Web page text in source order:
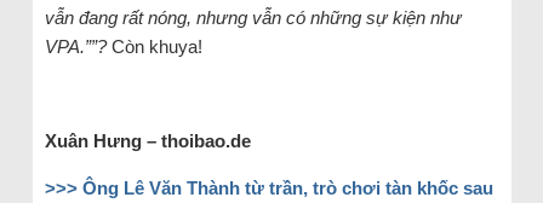
vẫn đang rất nóng, nhưng vẫn có những sự kiện như
VPA.””?Còn khuya!
Xuân Hưng – thoibao.de
>>> Ông Lê Văn Thành từ trần, trò chơi tàn khốc sau